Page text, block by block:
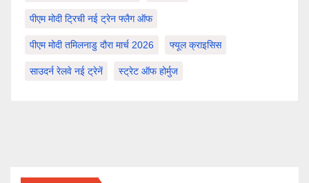
पीएम मोदी ट्रिची नई ट्रेन फ्लैग ऑफ
पीएम मोदी तमिलनाडु दौरा मार्च 2026 फ्यूल क्राइसिस
साउदर्न रेलवे नई ट्रेनें स्ट्रेट ऑफ होर्मुज